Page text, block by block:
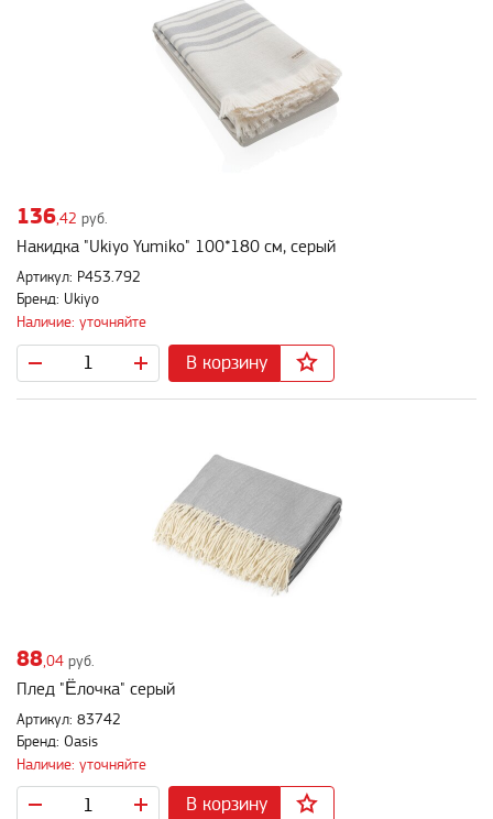
136,42 руб.
Накидка "Ukiyo Yumiko" 100*180 см, серый
Артикул: P453.792
Бренд: Ukiyo
Наличие: уточняйте
В корзину
88 ,04 руб.
Плед "Ёлочка" серый
Артикул: 83742
Бренд: Oasis
Наличие: уточняйте
В корзину